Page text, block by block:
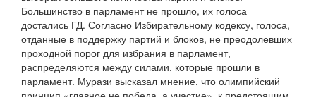
Большинство в парламент не прошло, их голоса
достались ГД. Согласно Избирательному кодексу, голоса,
отданные в поддержку партий и блоков, не преодолевших
проходной порог для избрания в парламент,
распределяются между силами, которые прошли в
парламент. Мурази высказал мнение, что олимпийский